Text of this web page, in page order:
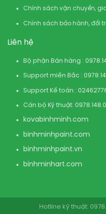
Chính sách vận chuyển,
Chính sách bảo hành, đổi
Liên hệ
Bộ phận Bán hàng :
Support miền Bắc :
Support Kế toán :
Cán bộ Kỹ thuật:
kovabinhminh.com
binhminhpaint.com
binhminhpaint.vn
binhminhart.com
Hotline kỹ thuật: